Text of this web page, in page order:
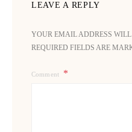
LEAVE A REPLY
YOUR EMAIL ADDRESS
REQUIRED FIELDS ARE
Comment